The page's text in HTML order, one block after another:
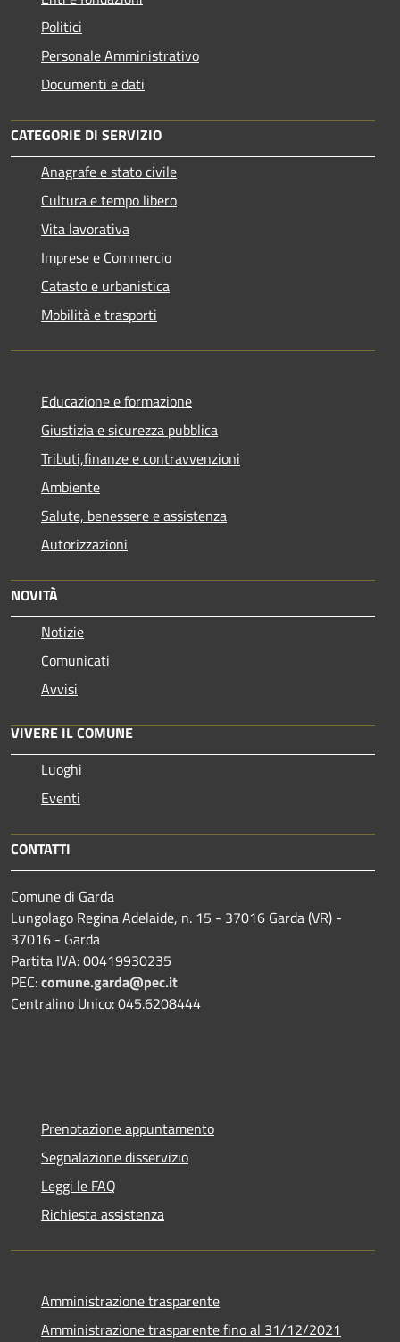
Politici
Personale Amministrativo
Documenti e dati
CATEGORIE DI SERVIZIO
Anagrafe e stato civile
Cultura e tempo libero
Vita lavorativa
Imprese e Commercio
Catasto e urbanistica
Mobilità e trasporti
Educazione e formazione
Giustizia e sicurezza pubblica
Tributi,finanze e contravvenzioni
Ambiente
Salute, benessere e assistenza
Autorizzazioni
NOVITÀ
Notizie
Comunicati
Avvisi
VIVERE IL COMUNE
Luoghi
Eventi
CONTATTI
Comune di Garda
Lungolago Regina Adelaide, n. 15 - 37016 Garda (VR) -
37016 - Garda
Partita IVA: 00419930235
PEC:comune.garda@pec.it
Centralino Unico: 045.6208444
Prenotazione appuntamento
Segnalazione disservizio
Leggi le FAQ
Richiesta assistenza
Amministrazione trasparente
Amministrazione trasparente fino al 31/12/2021